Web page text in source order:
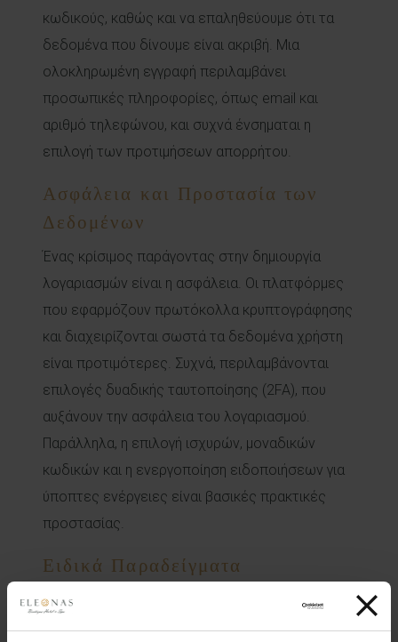
κωδικούς, καθώς και να επαληθεύουμε ότι τα
δεδομένα που δίνουμε είναι ακριβή. Μια
ολοκληρωμένη εγγραφή περιλαμβάνει
προσωπικές πληροφορίες, όπως email και
αριθμό τηλεφώνου, και συχνά ένσημαται η
επιλογή των προτιμήσεων απορρήτου.
Ασφάλεια και Προστασία των
Δεδομένων
Ένας κρίσιμος παράγοντας στην δημιουργία
λογαριασμών είναι η ασφάλεια. Οι πλατφόρμες
που εφαρμόζουν πρωτόκολλα κρυπτογράφησης
και διαχειρίζονται σωστά τα δεδομένα χρήστη
είναι προτιμότερες. Συχνά, περιλαμβάνονται
επιλογές δυαδικής ταυτοποίησης (2FA), που
αυξάνουν την ασφάλεια του λογαριασμού.
Παράλληλα, η επιλογή ισχυρών, μοναδικών
κωδικών και η ενεργοποίηση ειδοποιήσεων για
ύποπτες ενέργειες είναι βασικές πρακτικές
προστασίας.
Ειδικά Παραδείγματα
Πλατφορμών και Διαδικασιών
ΠλατφόρμαΒασικά Βήματα Εγγραφής